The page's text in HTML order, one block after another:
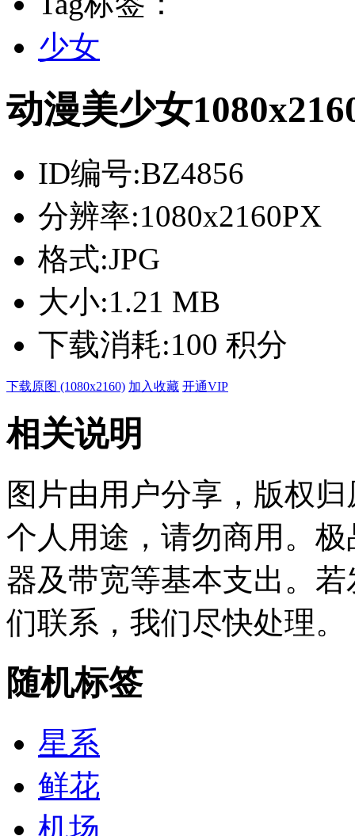
少女
动漫美少女
ID编号:BZ4856
分辨率:1080x2160PX
格式:JPG
大小:1.21 MB
下载消耗:100 积分
下载原图 (1080x2160) 加入收藏 开通VIP
相关说明
图片由用户分享，版权
个人用途，请勿商用。
器及带宽等基本支出。
们联系，我们尽快处理。
随机标签
星系
鲜花
机场